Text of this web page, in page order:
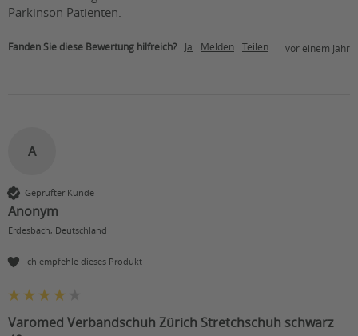
Parkinson Patienten.
Fanden Sie diese Bewertung hilfreich? Ja Melden Teilen vor einem Jahr
A
Geprüfter Kunde
Anonym
Erdesbach, Deutschland
Ich empfehle dieses Produkt
Varomed Verbandschuh Zürich Stretchschuh schwarz